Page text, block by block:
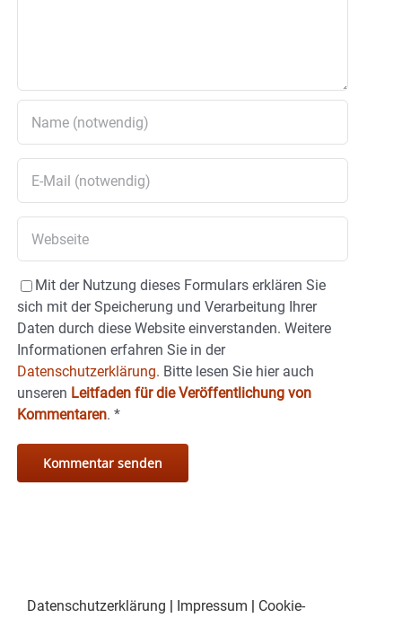
Mit der Nutzung dieses Formulars erklären Sie
sich mit der Speicherung und Verarbeitung Ihrer
Daten durch diese Website einverstanden. Weitere
Informationen erfahren Sie in der
Datenschutzerklärung. Bitte lesen Sie hier auch
unseren Leitfaden für die Veröffentlichung von
Kommentaren. *
Datenschutzerklärung Impressum
Cookie-